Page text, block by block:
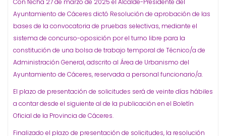
Con fecha 27 de marzo de 2025 el Alcalde-Presidente del
Ayuntamiento de Cáceres dictó Resolución de aprobación de las
bases de la convocatoria de pruebas selectivas, mediante el
sistema de concurso-oposición por el turno libre para la
constitución de una bolsa de trabajo temporal de Técnico/a de
Administración General, adscrito al Área de Urbanismo del
Ayuntamiento de Cáceres, reservada a personal funcionario/a.
El plazo de presentación de solicitudes será de veinte días hábiles
a contar desde el siguiente al de la publicación en el Boletín
Oficial de la Provincia de Cáceres.
Finalizado el plazo de presentación de solicitudes, la resolución